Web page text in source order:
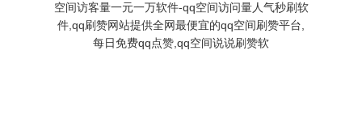
空间访客量一元一万软件-qq空间访问量人气秒刷软
件,qq刷赞网站提供全网最便宜的qq空间刷赞平台,
每日免费qq点赞,qq空间说说刷赞软